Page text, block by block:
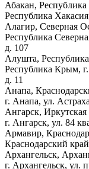
Абакан,
Республика
Алагир, Северная
Республика
д. 107
Алушта,
Республика Крым,
д. 11
Анапа,
г. Анапа, ул.
Ангарск, Иркутская
г. Ангарск, ул. 84
Армавир,
Краснодарский
Архангельск,
г. Архангельск, ул.